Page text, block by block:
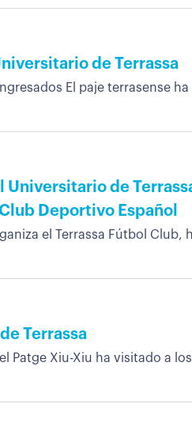
de Terrassa
El paje terrasense
Universitario de
Deportivo Español
el Terrassa Fútbol Club,
Terrassa
Patge Xiu-Xiu ha visitado a